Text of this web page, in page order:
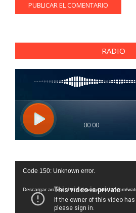
RADIO
Reproductor
vídeo
Code 150: Unknown error.
Descargar archivo: https://www.youtube.com/